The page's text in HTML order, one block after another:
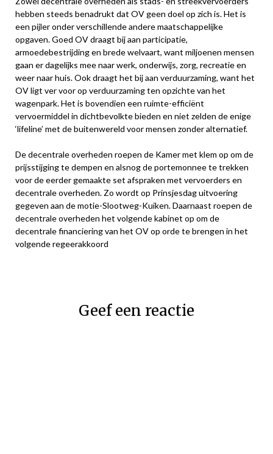
hebben steeds benadrukt dat OV geen doel op zich is. Het is
een pijler onder verschillende andere maatschappelijke
opgaven. Goed OV draagt bij aan participatie,
armoedebestrijding en brede welvaart, want miljoenen mensen
gaan er dagelijks mee naar werk, onderwijs, zorg, recreatie en
weer naar huis. Ook draagt het bij aan verduurzaming, want het
OV ligt ver voor op verduurzaming ten opzichte van het
wagenpark. Het is bovendien een ruimte-efficiënt
vervoermiddel in dichtbevolkte bieden en niet zelden de enige
‘lifeline’ met de buitenwereld voor mensen zonder alternatief.
De decentrale overheden roepen de Kamer met klem op om de
prijsstijging te dempen en alsnog de portemonnee te trekken
voor de eerder gemaakte set afspraken met vervoerders en
decentrale overheden. Zo wordt op Prinsjesdag uitvoering
gegeven aan de motie-Slootweg-Kuiken. Daarnaast roepen de
decentrale overheden het volgende kabinet op om de
decentrale financiering van het OV op orde te brengen in het
volgende regeerakkoord
Geef een reactie